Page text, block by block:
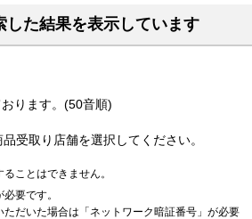
した結果を表示しています
ります。(50音順)
受取り店舗を選択してください。
ことはできません。
要です。
ただいた場合は「ネットワーク暗証番号」が必要